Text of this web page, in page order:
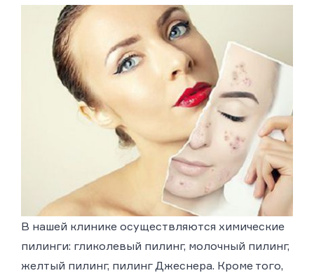
В нашей клинике осуществляются химические
пилинги: гликолевый пилинг, молочный пилинг,
желтый пилинг, пилинг Джеснера. Кроме того,